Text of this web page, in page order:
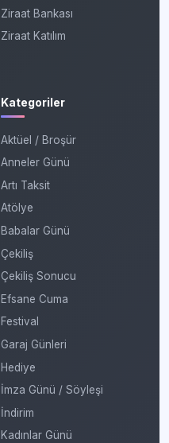
Ziraat Bankası
Ziraat Katılım
Kategoriler
Aktüel / Broşür
Anneler Günü
Artı Taksit
Atölye
Babalar Günü
Çekiliş
Çekiliş Sonucu
Efsane Cuma
Festival
Garaj Günleri
Hediye
İmza Günü / Söyleşi
İndirim
Kadınlar Günü